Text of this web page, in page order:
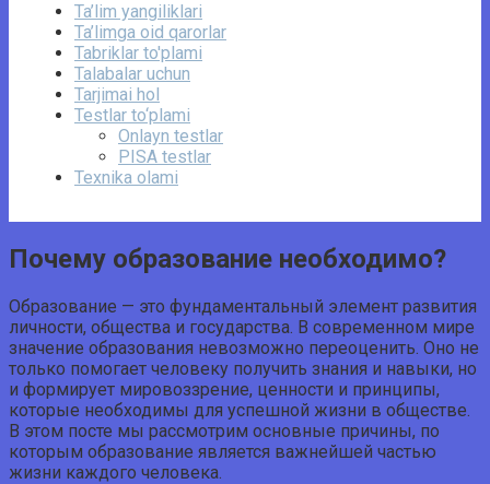
Ta’lim yangiliklari
Ta’limga oid qarorlar
Tabriklar to'plami
Talabalar uchun
Tarjimai hol
Testlar to‘plami
Onlayn testlar
PISA testlar
Texnika olami
Почему образование необходимо?
Образование — это фундаментальный элемент развития
личности, общества и государства. В современном мире
значение образования невозможно переоценить. Оно не
только помогает человеку получить знания и навыки, но
и формирует мировоззрение, ценности и принципы,
которые необходимы для успешной жизни в обществе.
В этом посте мы рассмотрим основные причины, по
которым образование является важнейшей частью
жизни каждого человека.